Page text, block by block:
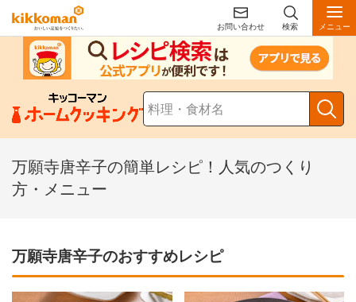
お問い合わせ 検索 メニュー
万願寺唐辛子の簡単レシピ！人気のつくり
方・メニュー
万願寺唐辛子のおすすめレシピ